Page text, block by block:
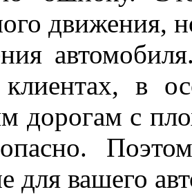
движения,
в
дорогам с
для вашего